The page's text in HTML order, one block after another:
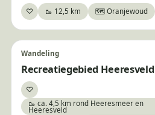
♡Bewaar🥾 12,5 km 🗺️ Oranjewoud
Wandeling
Recreatiegebied Heeresveld
♡Bewaar
🥾 ca. 4,5 km rond Heeresmeer en
Heeresveld